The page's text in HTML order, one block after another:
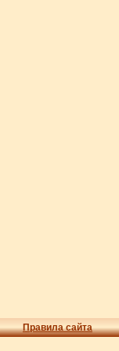
Правила сайта